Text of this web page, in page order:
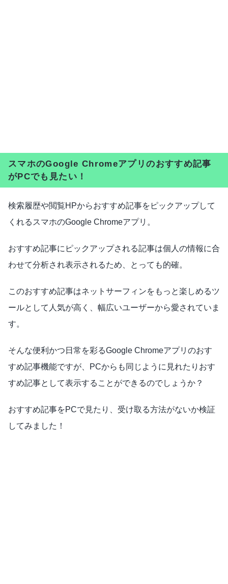
スマホのGoogle Chromeアプリのおすすめ記事
がPCでも見たい！
検索履歴や閲覧HPからおすすめ記事をピックアップして
くれるスマホのGoogle Chromeアプリ。
おすすめ記事にピックアップされる記事は個人の情報に合
わせて分析され表示されるため、とっても的確。
このおすすめ記事はネットサーフィンをもっと楽しめるツ
ールとして人気が高く、幅広いユーザーから愛されていま
す。
そんな便利かつ日常を彩るGoogle Chromeアプリのおす
すめ記事機能ですが、PCからも同じように見れたりおす
すめ記事として表示することができるのでしょうか？
おすすめ記事をPCで見たり、受け取る方法がないか検証
してみました！